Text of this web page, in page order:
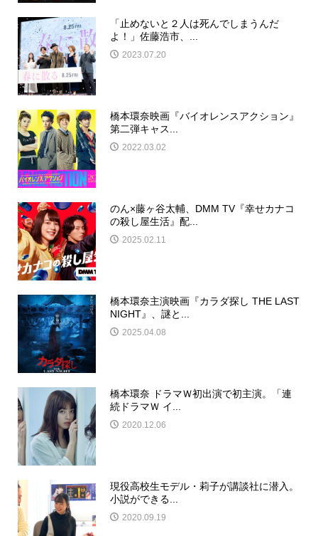
「止めないと２人は死んでしまうんだ
よ！」佐藤浩市、...
2023.07.20
橋本環奈映画『バイオレンスアクション』
第二弾キャス...
2022.03.02
のん×藤ヶ谷太輔、DMM TV『幸せカナコ
の殺し屋生活』配...
2025.02.11
橋本環奈主演映画『カラダ探し THE LAST
NIGHT』、謎と...
2025.04.08
橋本環奈 ドラマＷ初出演で初主演。「連
続ドラマＷ イ...
2020.12.06
現役高校生モデル・莉子が講談社に潜入。
小説ができる...
2020.09.19